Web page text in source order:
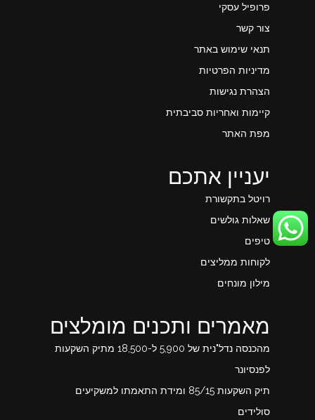
פרופיל עסקי
צור קשר
תנאי שימוש באתר
מדיניות הפרטיות
הצהרת נגישות
קיימות ואחריות סביבתית
מפת האתר
יעניין אתכם
רויטל בתקשורת
שאלות גולשים
טיפים
לקוחות ממליצים
מילון מונחים
מאמרים ותכנים מומלצים
מהכנסה נדל"נית של 5,900 ל-18,500 מתיק השקעות
לפנסיונר
תיק השקעות 85/15 ומידת התאמתו למשקיעים
סולידים